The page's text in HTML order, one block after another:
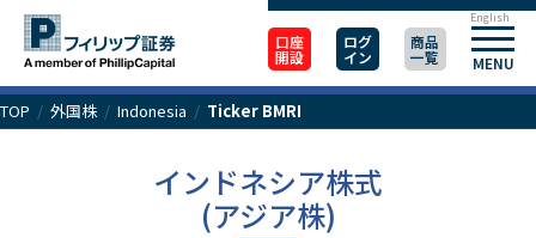
口座
開設
ログ
イン
商品
一覧 MENU
English
TOP / 外国株/ Indonesia / Ticker BMRI
インドネシア株式
(アジア株)